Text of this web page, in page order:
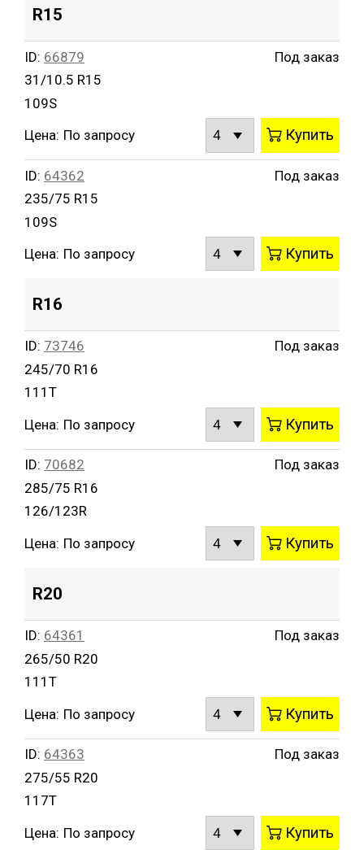
R15
ID: 66879
31/10.5 R15
109S
Под заказ
Цена: По запросу Купить
ID: 64362
235/75 R15
109S
Под заказ
Цена: По запросу Купить
R16
ID: 73746
245/70 R16
111T
Под заказ
Цена: По запросу Купить
ID: 70682
285/75 R16
126/123R
Под заказ
Цена: По запросу Купить
R20
ID: 64361
265/50 R20
111T
Под заказ
Цена: По запросу Купить
ID: 64363
275/55 R20
117T
Под заказ
Цена: По запросу Купить